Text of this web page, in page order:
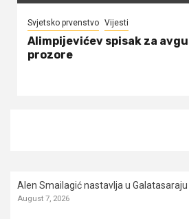
Svjetsko prvenstvo Vijesti
Alimpijevićev spisak za
prozore
Alen Smailagić nastavlja u Galatasaraju
August 7, 2026